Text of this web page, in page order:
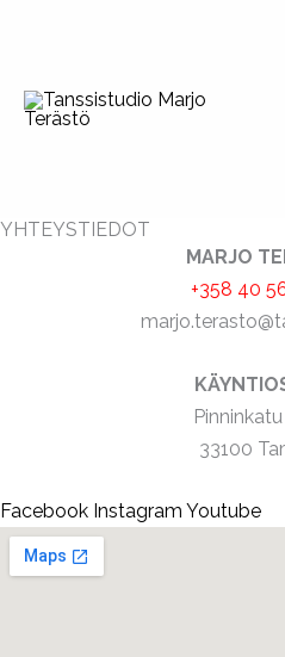
YHTEYSTIEDOT
MARJO
+358 40
33100
Facebook Instagram Youtube